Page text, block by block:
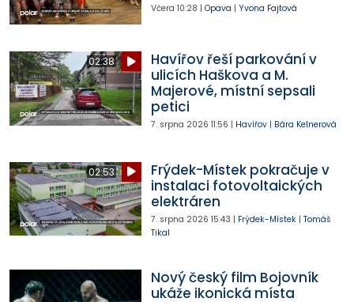
Včera 10:28 | Opava | Yvona Fajtová
02:38
Havířov řeší parkování v
ulicích Haškova a M.
Majerové, místní sepsali
petici
7. srpna 2026 11:56 | Havířov| Bára Kelnerová
02:53
Frýdek-Místek pokračuje v
instalaci fotovoltaických
elektráren
7. srpna 2026 15:43 | Frýdek-Místek| Tomáš
Tikal
Nový český film Bojovník
ukáže ikonická místa